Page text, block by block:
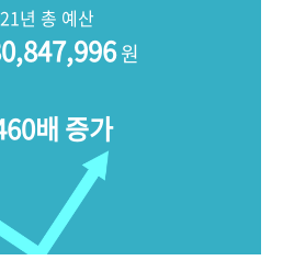
년 총 예산
원
배 증가